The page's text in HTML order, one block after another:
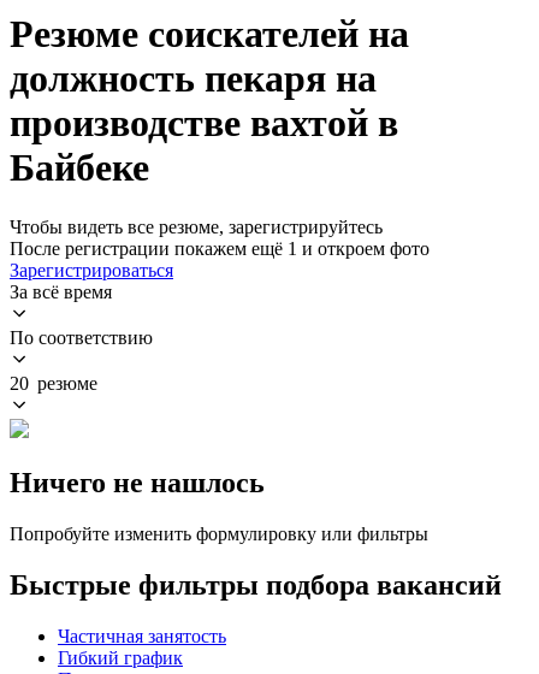
Резюме соискателей на
должность пекаря на
производстве вахтой в
Байбеке
Чтобы видеть все резюме, зарегистрируйтесь
После регистрации покажем ещё 1 и откроем фото
Зарегистрироваться
За всё время
По соответствию
20 резюме
Ничего не нашлось
Попробуйте изменить формулировку или фильтры
Быстрые фильтры подбора вакансий
Частичная занятость
Гибкий график